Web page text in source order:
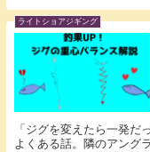
ライトショアジギング
「ジグを変えたら一発
よくある話。隣のアング